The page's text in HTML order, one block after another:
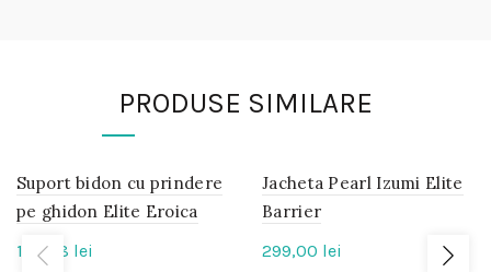
PRODUSE SIMILARE
IN
STOC
Suport bidon cu prindere
pe ghidon Elite Eroica
142,08 lei
IN
STOC
Jacheta Pearl Izumi Elite
Barrier
299,00 lei